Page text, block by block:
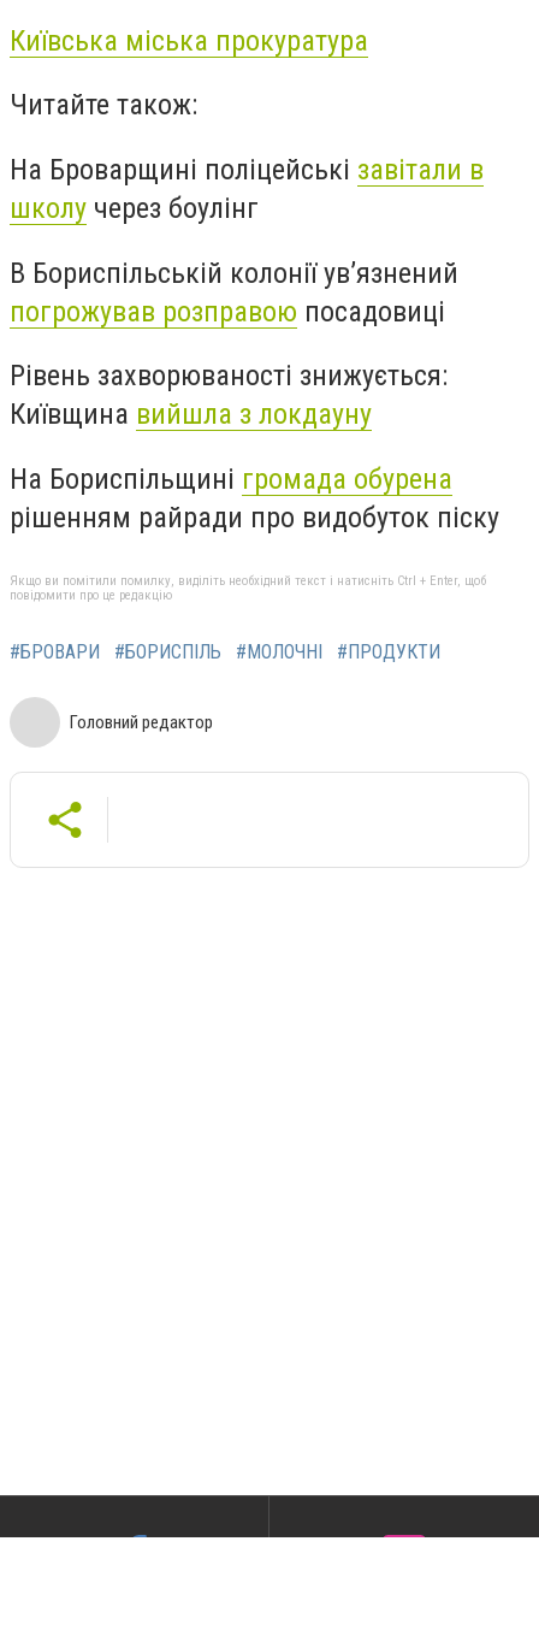
Київська міська прокуратура
Читайте також:
На Броварщині поліцейські завітали в
школу через боулінг
В Бориспільській колонії ув’язнений
погрожував розправою посадовиці
Рівень захворюваності знижується:
Київщина вийшла з локдауну
На Бориспільщині громада обурена
рішенням райради про видобуток піску
Якщо ви помітили помилку, виділіть необхідний текст і натисніть Ctrl + Enter, щоб
повідомити про це редакцію
#БРОВАРИ #БОРИСПІЛЬ #МОЛОЧНІ #ПРОДУКТИ
Головний редактор